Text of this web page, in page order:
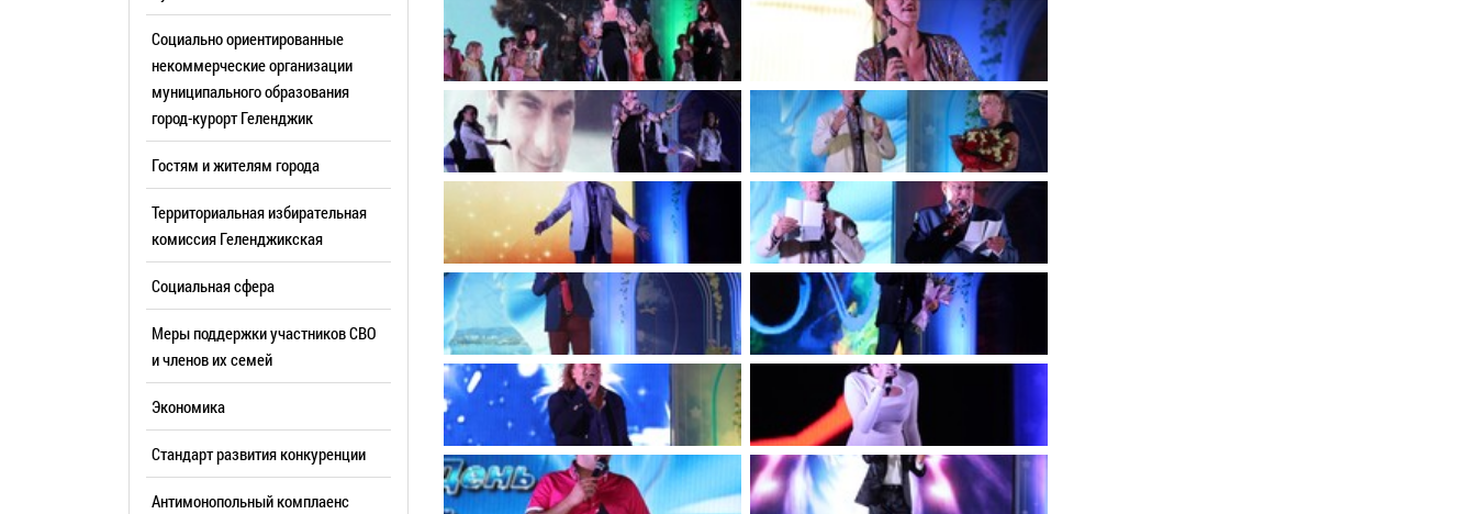
Стандарт развития конкуренции
Антимонопольный комплаенс
Общественная безопасность
Инициативное бюджетирование
Инвестиционная
Видеогалерея
РУКОВОДИТЕЛИ
Резерв управленческих кадров
Торги
Сведения о нестационарных
объектах (НТО), QR-коды
Имущественная поддержка
субъектов МСП
Участие в программах
Проектная деятельность
Информационные системы
Официальные визиты и рабочие
поездки
Результаты проверок
Профсоюзные организации
имуществе и обязательствах
имущественного характера
План работы и график сессий
ОБРАЩЕНИЯ
Написать обращение
Просмотр своего обращения
Установленные формы
обращений
Порядок и время приема
Порядок обжалования
Обзоры обращений лиц
Законодательная карта
Порядок оказания бесплатной
юридической помощи
Социально ориентированные
некоммерческие организации
муниципального образования
город-курорт Геленджик
Гостям и жителям города
Территориальная избирательная
комиссия Геленджикcкая
Социальная сфера
Меры поддержки участников СВО
и членов их семей
Экономика
Стандарт развития конкуренции
Антимонопольный комплаенс